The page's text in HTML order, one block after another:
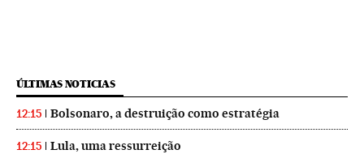
ÚLTIMAS NOTICIAS
12:15 Bolsonaro, a destruição como estratégia
12:15 Lula, uma ressurreição